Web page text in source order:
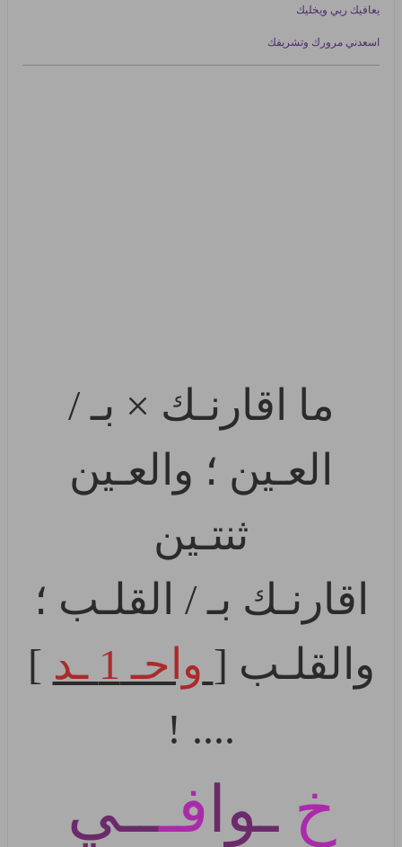
يعافيك ربي ويخليك
اسعدني مرورك وتشريفك
ما اقارنـك × بـ /
العـين ؛ والعـين
ثنتـين
اقارنـك بـ / القلـب ؛
والقلـب [ واحـ 1 ـد
]
.... !
خـوا فـــي